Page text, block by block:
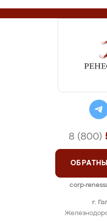
г.
8 (800)
corp-